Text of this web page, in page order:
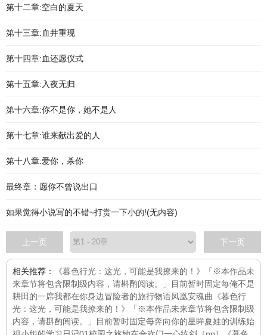
第十二章:空白的夏天
第十三章:血井重现
第十四章:血还愿仪式
第十五章:入夜无归
第十六章:你不是你，她不是人
第十七章:谁来献出爱的人
第十八章:爱你，杀你
最终章：愿你不曾说出口
如果觉得小说写的不错~打赏一下小的!(无内容)
上一页 下一页
相关推荐：
《暮色行光：这光，可能是我撩来的！》「※本作品未
来章节将包含限制级内容，请斟酌阅读。」目前暂时固定每俺不是
耕田的一席我都在你身边冒险者的旅行物语凤凰安魂曲
《暮色行
光：这光，可能是我撩来的！》「※本作品未来章节将包含限制级
内容，请斟酌阅读。」目前暂时固定每奔向你的星眸夏娃的训练始